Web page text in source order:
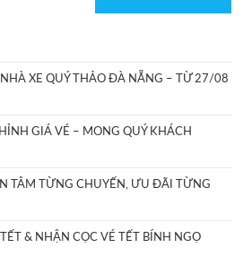
XE QUÝ THẢO ĐÀ NẴNG – TỪ 27/08
GIÁ VÉ – MONG QUÝ KHÁCH
TÂM TỪNG CHUYẾN, ƯU ĐÃI TỪNG
& NHẬN CỌC VÉ TẾT BÍNH NGỌ